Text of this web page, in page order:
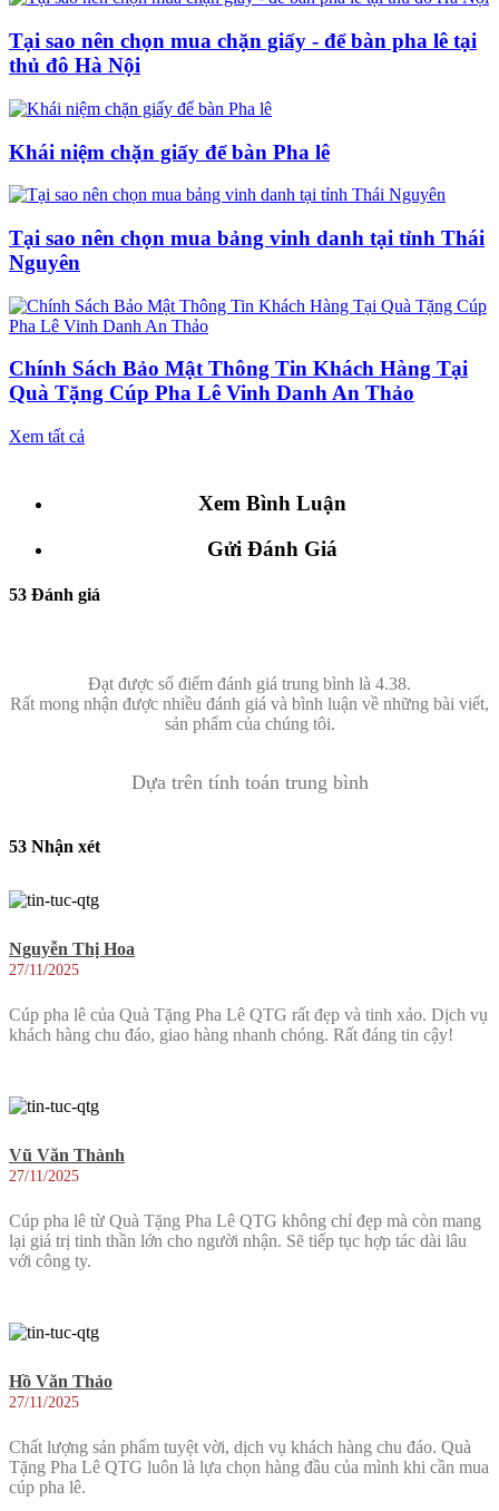
Tại sao nên chọn mua chặn giấy - để bàn pha lê tại
thủ đô Hà Nội
Khái niệm chặn giấy để bàn Pha lê
Tại sao nên chọn mua bảng vinh danh tại tỉnh Thái
Nguyên
Chính Sách Bảo Mật Thông Tin Khách Hàng Tại
Quà Tặng Cúp Pha Lê Vinh Danh An Thảo
Xem tất cả
Xem Bình Luận
Gửi Đánh Giá
53 Đánh giá
Đạt được số điểm đánh giá trung bình là 4.38.
Rất mong nhận được nhiều đánh giá và bình luận về những bài viết,
sản phẩm của chúng tôi.
Dựa trên tính toán trung bình
53 Nhận xét
Nguyễn Thị Hoa
27/11/2025
Cúp pha lê của Quà Tặng Pha Lê QTG rất đẹp và tinh xảo. Dịch vụ
khách hàng chu đáo, giao hàng nhanh chóng. Rất đáng tin cậy!
Vũ Văn Thành
27/11/2025
Cúp pha lê từ Quà Tặng Pha Lê QTG không chỉ đẹp mà còn mang
lại giá trị tinh thần lớn cho người nhận. Sẽ tiếp tục hợp tác dài lâu
với công ty.
Hồ Văn Thảo
27/11/2025
Chất lượng sản phẩm tuyệt vời, dịch vụ khách hàng chu đáo. Quà
Tặng Pha Lê QTG luôn là lựa chọn hàng đầu của mình khi cần mua
cúp pha lê.